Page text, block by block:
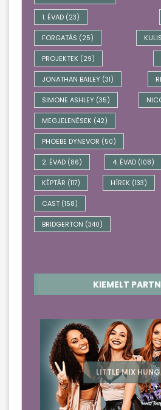
1. ÉVAD (23)
FORGATÁS (25)
PROJEKTEK (29)
JONATHAN BAILEY (31)
SIMONE ASHLEY (35)
MEGJELENÉSEK (42)
PHOEBE DYNEVOR (50)
2. ÉVAD (86) 4. ÉVAD (108)
KÉPTÁR (117) HÍREK (133)
CAST (158)
BRIDGERTON (340)
KIEMELT
LITTLE MIX